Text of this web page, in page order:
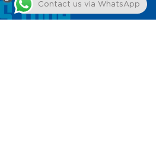
Contact us via WhatsApp